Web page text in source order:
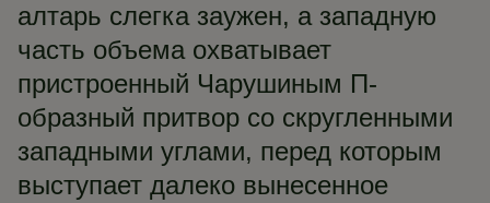
алтарь слегка заужен, а западную
часть объема охватывает
пристроенный Чарушиным П-
образный притвор со скругленными
западными углами, перед которым
выступает далеко вынесенное